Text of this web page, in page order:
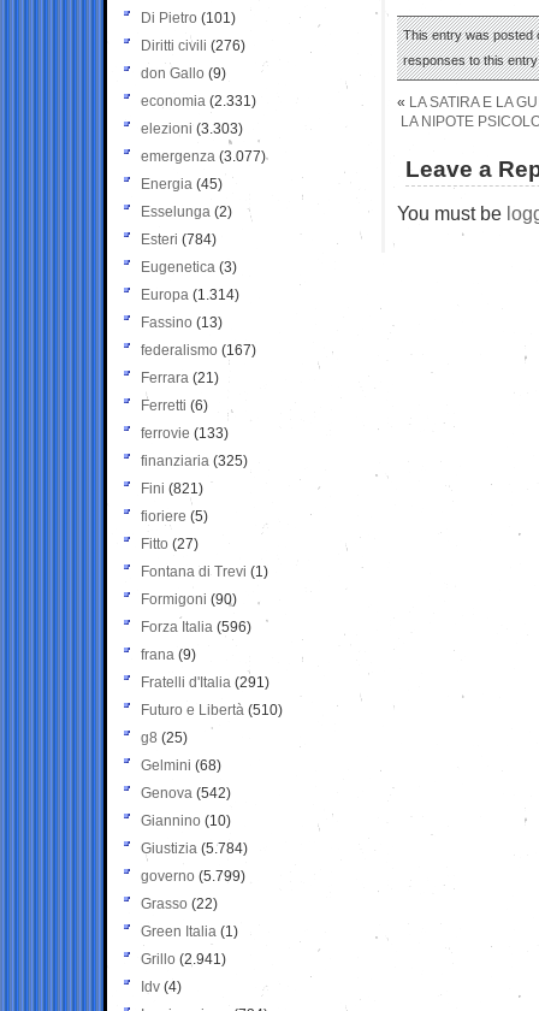
This entry was posted
responses to this
« LA SATIRA E LA
LA NIPOTE
Leave a
You must be
Di Pietro (101)
Diritti civili (276)
don Gallo (9)
economia (2.331)
elezioni (3.303)
emergenza (3.077)
Energia (45)
Esselunga (2)
Esteri (784)
Eugenetica (3)
Europa (1.314)
Fassino (13)
federalismo (167)
Ferrara (21)
Ferretti (6)
ferrovie (133)
finanziaria (325)
Fini (821)
fioriere (5)
Fitto (27)
Fontana di Trevi (1)
Formigoni (90)
Forza Italia (596)
frana (9)
Fratelli d'Italia (291)
Futuro e Libertà (510)
g8 (25)
Gelmini (68)
Genova (542)
Giannino (10)
Giustizia (5.784)
governo (5.799)
Grasso (22)
Green Italia (1)
Grillo (2.941)
Idv (4)